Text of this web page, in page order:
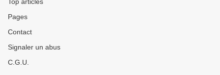
Pages
Contact
Signaler un abus
C.G.U.